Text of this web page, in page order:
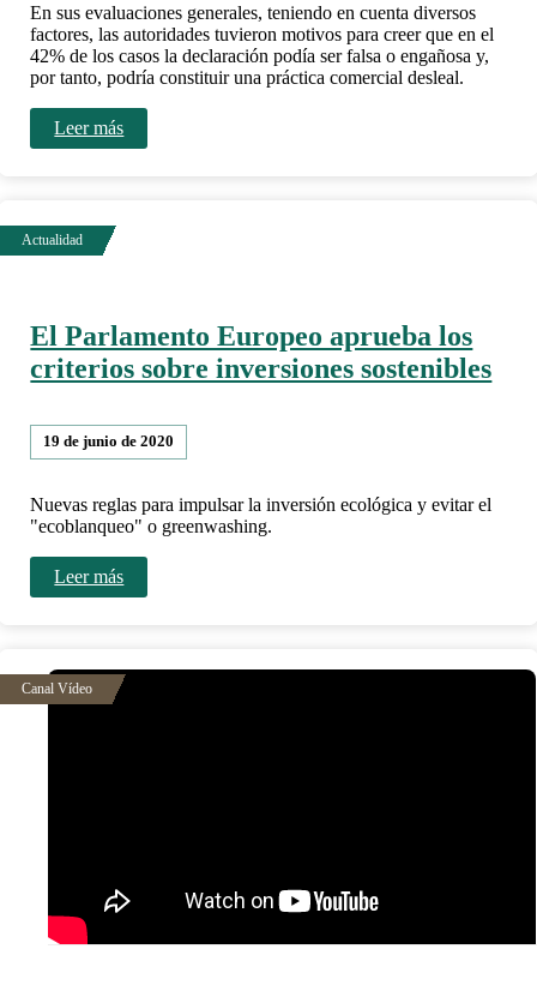
En sus evaluaciones generales, teniendo en cuenta diversos
factores, las autoridades tuvieron motivos para creer que en el
42% de los casos la declaración podía ser falsa o engañosa y,
por tanto, podría constituir una práctica comercial desleal.
Leer más
El Parlamento Europeo aprueba los
criterios sobre inversiones sostenibles
19 de junio de 2020
Nuevas reglas para impulsar la inversión ecológica y evitar el
"ecoblanqueo" o greenwashing.
Leer más